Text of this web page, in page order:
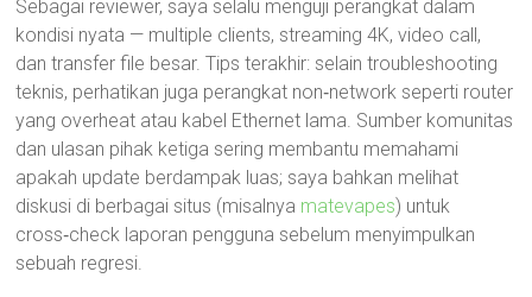
Sebagai reviewer, saya selalu menguji perangkat dalam
kondisi nyata — multiple clients, streaming 4K, video call,
dan transfer file besar. Tips terakhir: selain troubleshooting
teknis, perhatikan juga perangkat non‑network seperti router
yang overheat atau kabel Ethernet lama. Sumber komunitas
dan ulasan pihak ketiga sering membantu memahami
apakah update berdampak luas; saya bahkan melihat
diskusi di berbagai situs (misalnya matevapes) untuk
cross‑check laporan pengguna sebelum menyimpulkan
sebuah regresi.